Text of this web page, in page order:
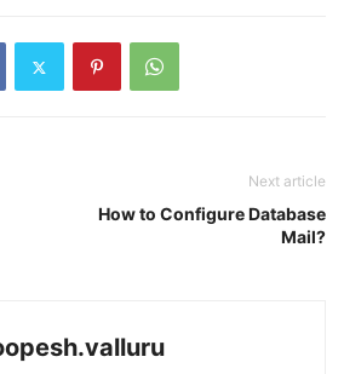
Next article
How to Configure Database
Mail?